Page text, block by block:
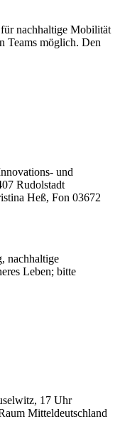
nachhaltige Mobilität
Teams möglich. Den
und
Rudolstadt
Heß, Fon 03672
nachhaltige
Leben; bitte
17 Uhr
Mitteldeutschland